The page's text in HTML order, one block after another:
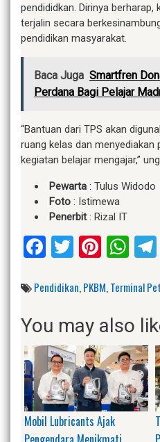
pendididkan. Dirinya
terjalin secara
pendidikan masyarakat.
Baca Juga Smartfren
Perdana Bagi Pelajar
“Bantuan dari TPS akan
ruang kelas dan menyediakan
kegiatan belajar mengajar,”
Pewarta : Tulus Widodo
Foto : Istimewa
Penerbit: Rizal IT
Facebook
Twitter
Pendidikan,PKBM,Terminal
You may also
Mobil Lubricants Ajak